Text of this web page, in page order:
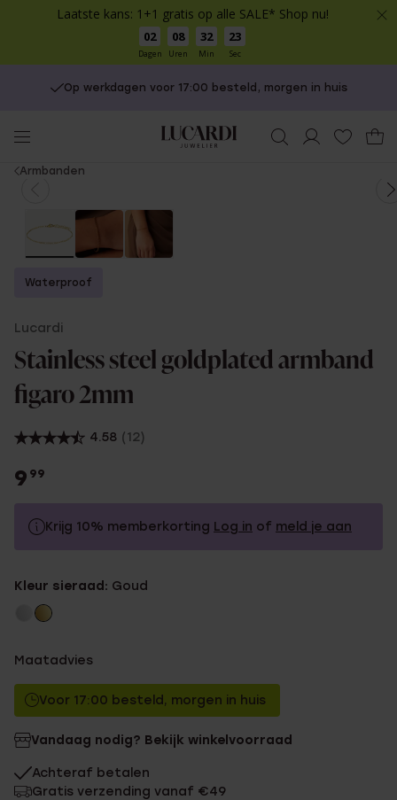
Laatste kans: 1+1 gratis op alle SALE* Shop nu!
02
Dagen
08
Uren
32
Min
23
Sec
Op werkdagen voor 17:00 besteld, morgen in huis
You
Armbanden
Waterproof
Lucardi
Stainless steel goldplated armband
figaro 2mm
4.58 (12)
9 99
Krijg 10% memberkorting Log in of meld je aan
Zonder memberkorting
Kleur sieraad: Goud
Maatadvies
Voor 17:00 besteld, morgen in huis
Vandaag nodig? Bekijk winkelvoorraad
Achteraf betalen
Gratis verzending vanaf €49